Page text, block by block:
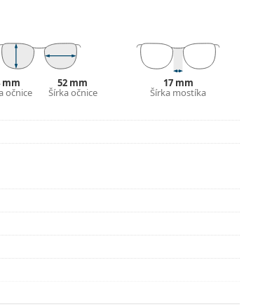
a jeho vyhotovenie sa môžu líšiť.
a starostlivosť o okuliare. Niektoré
mm
očnice
52 mm
Šírka očnice
17 mm
Šírka mostíka